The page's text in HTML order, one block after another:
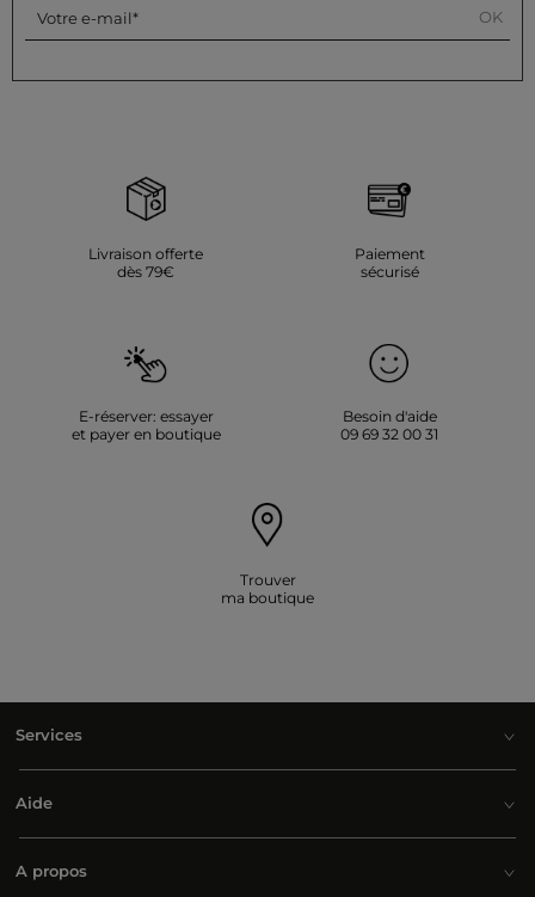
Votre e-mail OK
Livraison offerte
dès 79€
Paiement
sécurisé
E-réserver: essayer
et payer en boutique
Besoin d'aide
09 69 32 00 31
Trouver
ma boutique
Services
Aide
A propos